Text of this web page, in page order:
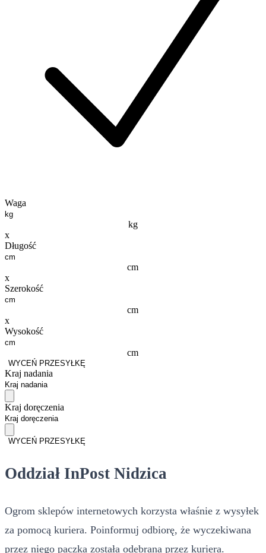
Waga
kg
x
Długość
cm
x
Szerokość
cm
x
Wysokość
cm
WYCEŃ PRZESYŁKĘ
Kraj nadania
Kraj doręczenia
WYCEŃ PRZESYŁKĘ
Oddział InPost Nidzica
Ogrom sklepów internetowych korzysta właśnie z wysyłek
za pomocą kuriera. Poinformuj odbiorę, że wyczekiwana
przez niego paczka została odebrana przez kuriera.